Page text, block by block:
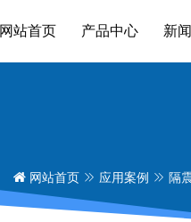
网站首页 产品中心 新
网站首页 应用案例 隔